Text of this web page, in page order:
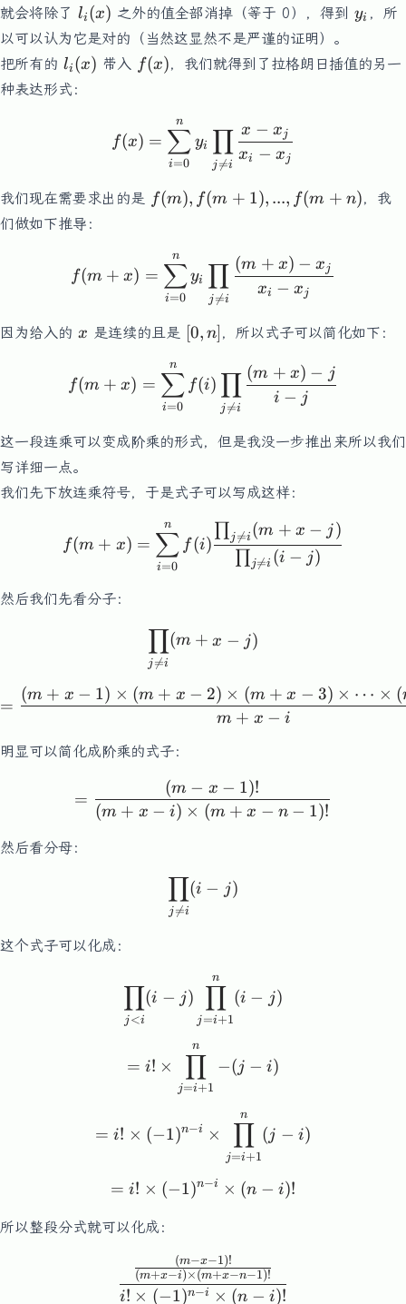
就会将除了 l_i(x)
li (x) 之外的值全部消掉（等于 0），得到y_i
yi ，所
以可以认为它是对的（当然这显然不是严谨的证明）。
把所有的 l_i(x)
li (x) 带入 f(x)
f(x)，我们就得到了拉格朗日插值的另一
种表达形式：
f(x) =
f(x) =
i=0
∑
n
yi
j
=i
∏ xi − xj
x − xj
我们现在需要求出的是 f(m),f(m+1),...,f(m+n)
f(m), f(m + 1), ..., f(m + n)，我
们做如下推导：
f(m+x) =
f(m + x) =
i=0
∑
n
yi
j
=i
∏ xi − xj
(m + x) − xj
因为给入的 x
x 是连续的且是 [0,n]
[0, n] ，所以式子可以简化如下：
f(m+x) =
f(m + x) =
i=0
∑
n
f(i)
j
=i
∏ i − j
(m + x) − j
这一段连乘可以变成阶乘的形式，但是我没一步推出来所以我们
写详细一点。
我们先下放连乘符号，于是式子可以写成这样：
f(m+x) =
f(m + x) =
i=0
∑
n
f(i)
j
=i (i − j)
j 
=i (m + x − j )
然后我们先看分子：
\prod_{j\neq i}(m+x-j)
j
=i
∏(m + x − j)
= \frac{(m+x-1) \times
=
m + x − i
(m + x − 1) × (m + x − 2) × (m + x − 3) × ⋯ × (
明显可以简化成阶乘的式子：
= \frac{(m-x-1)!}{(m+x-
=
(m + x − i) × (m + x − n − 1)!
(m − x − 1)!
然后看分母：
\prod_{j\neq i}(i-j)
j 
=i
∏(i − j)
这个式子可以化成：
\prod_{j < i}(i-j)
j<i
∏(i − j)
j=i+1
∏
n
(i − j)
= i! ×
j=i+1
∏
n
−(j − i)
=i!\times(-1)^{n-
= i! × (−1)n−i ×
j=i+1
∏
n
(j − i)
=i!\times(-1)^{n-
= i! × (−1)n−i × (n − i)!
所以整段分式就可以化成：
\frac{\frac{(m-x-
i! × (−1)n−i × (n − i)!
(m+x−i)×(m+x−n−1)!
(m−x−1)!